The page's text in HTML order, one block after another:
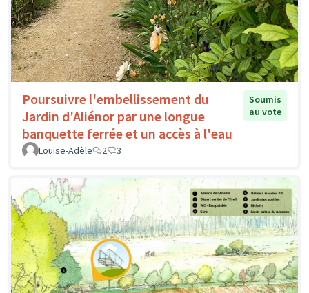
Poursuivre l'embellissement du
Jardin d'Aliénor par une longue
banquette ferrée et un accès à l'eau
Soumis
au vote
Louise-Adèle 2 3